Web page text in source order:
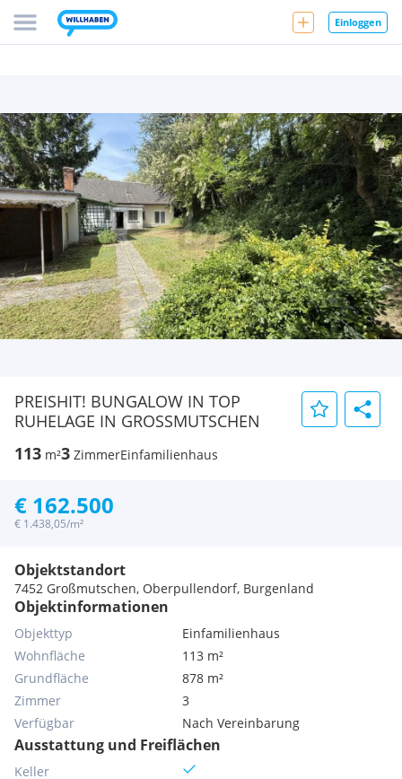
Einloggen
PREISHIT! BUNGALOW IN TOP
RUHELAGE IN GROSSMUTSCHEN
113 m²3 ZimmerEinfamilienhaus
€ 162.500
€ 1.438,05/m²
Objektstandort
7452 Großmutschen, Oberpullendorf, Burgenland
Objektinformationen
Objekttyp
Einfamilienhaus
Wohnfläche
113 m²
Grundfläche
878 m²
Zimmer
3
Verfügbar
Nach Vereinbarung
Ausstattung und Freiflächen
Keller